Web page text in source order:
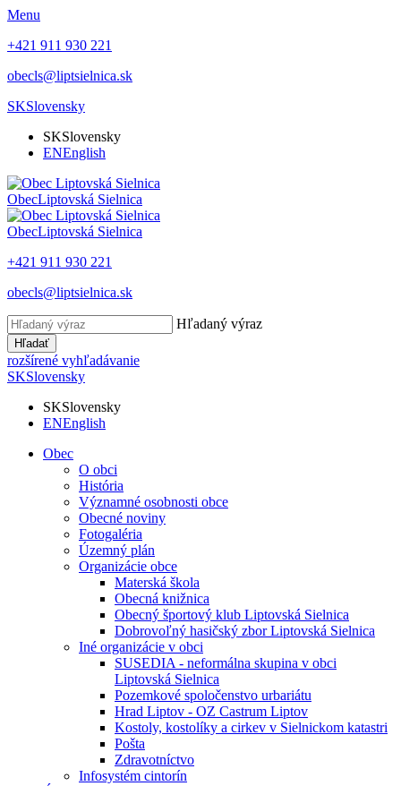
Menu
+421 911 930 221
obecls@liptsielnica.sk
SKSlovensky
SKSlovensky
ENEnglish
ObecLiptovská Sielnica
ObecLiptovská Sielnica
+421 911 930 221
obecls@liptsielnica.sk
Hľadaný výraz
Hľadať
rozšírené vyhľadávanie
SKSlovensky
SKSlovensky
ENEnglish
Obec
O obci
História
Významné osobnosti obce
Obecné noviny
Fotogaléria
Územný plán
Organizácie obce
Materská škola
Obecná knižnica
Obecný športový klub Liptovská Sielnica
Dobrovoľný hasičský zbor Liptovská Sielnica
Iné organizácie v obci
SUSEDIA - neformálna skupina v obci
Liptovská Sielnica
Pozemkové spoločenstvo urbariátu
Hrad Liptov - OZ Castrum Liptov
Kostoly, kostolíky a cirkev v Sielnickom katastri
Pošta
Zdravotníctvo
Infosystém cintorín